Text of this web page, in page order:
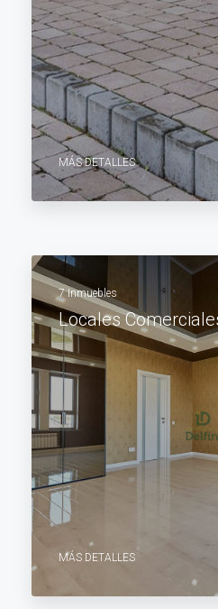
MÁS DETALLES
7 Inmuebles
Locales
MÁS DETALLES